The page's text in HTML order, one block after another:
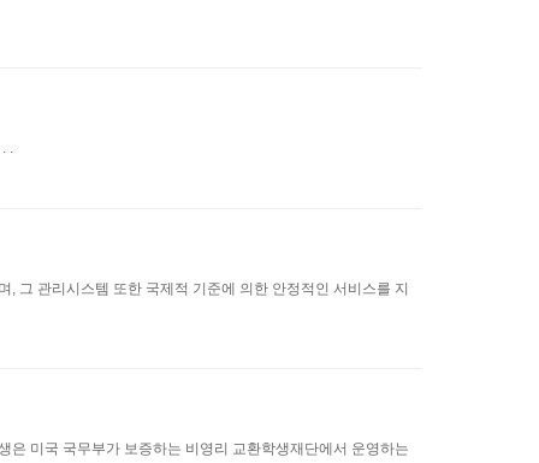
.
그 관리시스템 또한 국제적 기준에 의한 안정적인 서비스를 지
미국 국무부가 보증하는 비영리 교환학생재단에서 운영하는